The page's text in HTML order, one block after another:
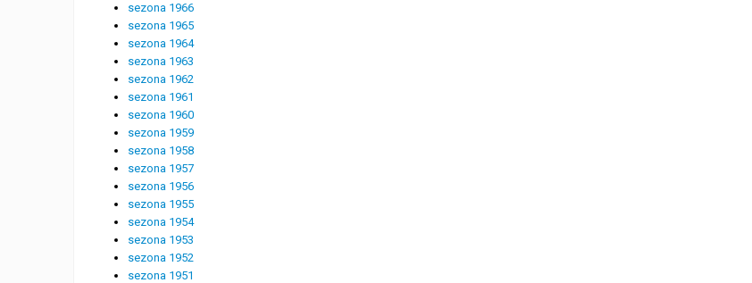
sezona 1966
sezona 1965
sezona 1964
sezona 1963
sezona 1962
sezona 1961
sezona 1960
sezona 1959
sezona 1958
sezona 1957
sezona 1956
sezona 1955
sezona 1954
sezona 1953
sezona 1952
sezona 1951